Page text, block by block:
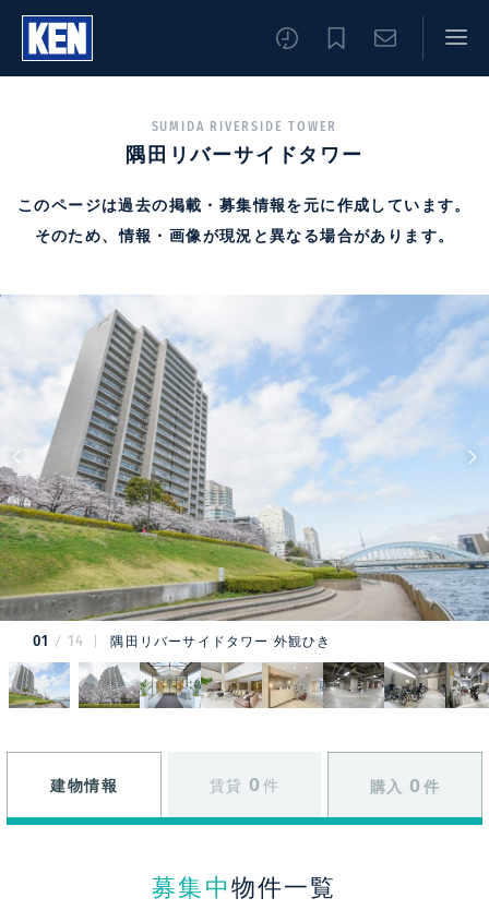
SUMIDA RIVERSIDE TOWER
隅田リバーサイドタワー
このページは過去の掲載・募集情報を元に作成しています。
そのため、情報・画像が現況と異なる場合があります。
01 14 隅田リバーサイドタワー 外観ひき
建物情報 賃貸 0 件 購入 0 件
募集中 物件一覧